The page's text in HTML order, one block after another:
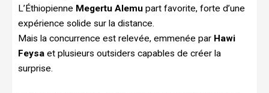
L’Éthiopienne Megertu Alemu part favorite, forte d’une
expérience solide sur la distance.
Mais la concurrence est relevée, emmenée par Hawi
Feysa et plusieurs outsiders capables de créer la
surprise.